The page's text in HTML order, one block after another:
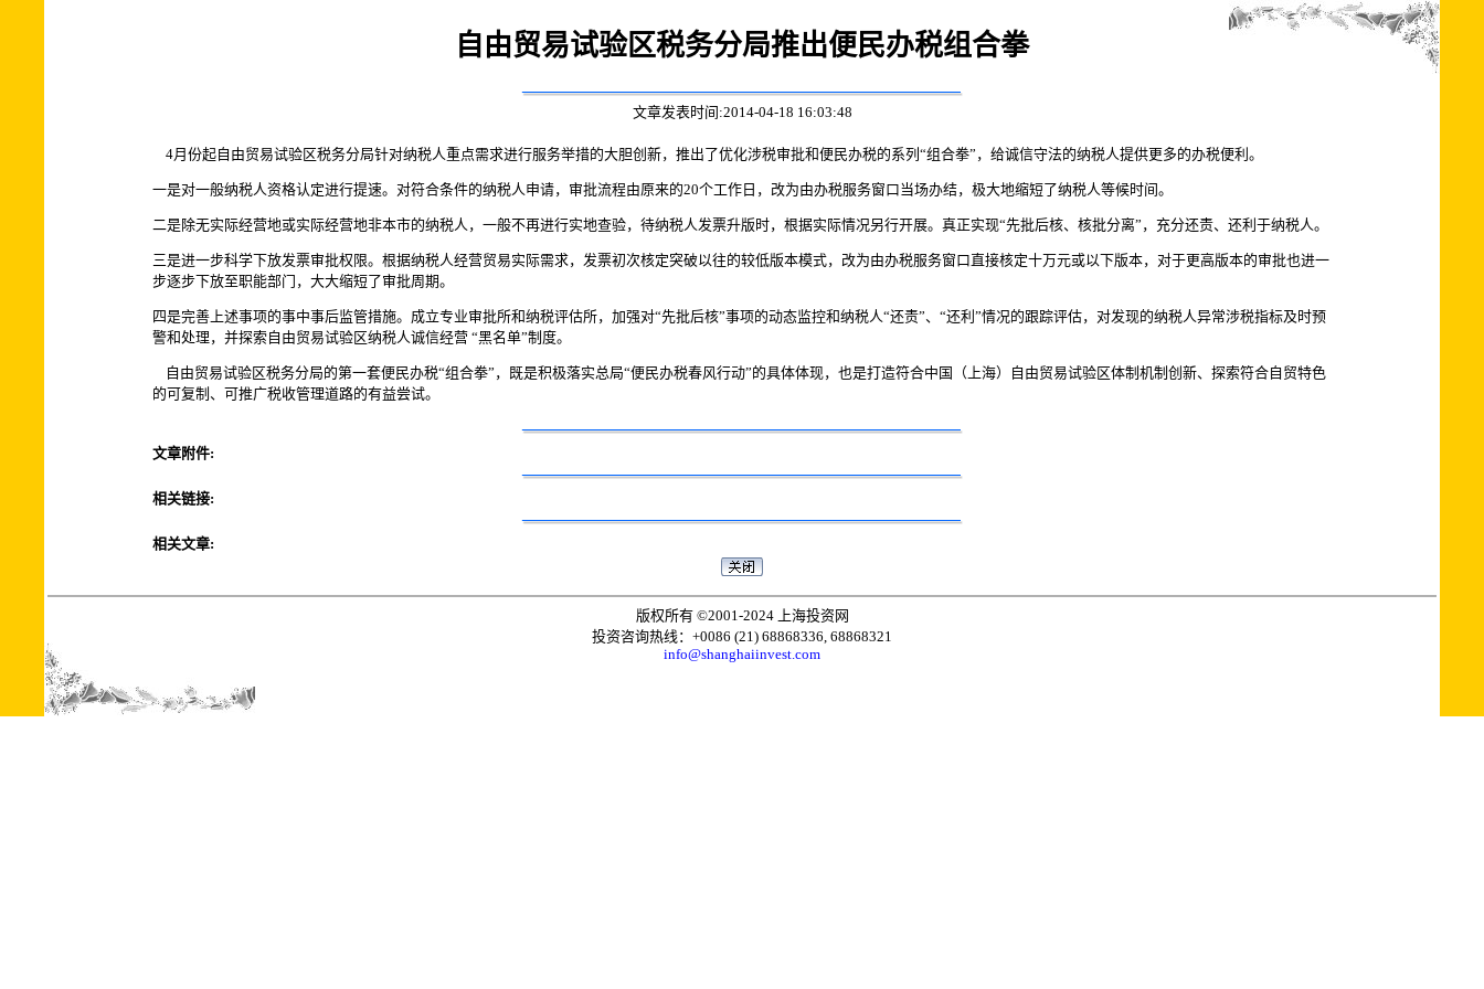
自由贸易试验区税务分局推出便民办税组合拳
文章发表时间:2014-04-18 16:03:48
4月份起自由贸易试验区税务分局针对纳税人重点需求进行服务举措的大胆创新，推出了优化涉税审批和便民办税的系列“组合拳”，给诚信守法的纳税人提供更多的办税便利。
一是对一般纳税人资格认定进行提速。对符合条件的纳税人申请，审批流程由原来的20个工作日，改为由办税服务窗口当场办结，极大地缩短了纳税人等候时间。
二是除无实际经营地或实际经营地非本市的纳税人，一般不再进行实地查验，待纳税人发票升版时，根据实际情况另行开展。真正实现“先批后核、核批分离”，充分还责、还利于纳税人。
三是进一步科学下放发票审批权限。根据纳税人经营贸易实际需求，发票初次核定突破以往的较低版本模式，改为由办税服务窗口直接核定十万元或以下版本，对于更高版本的审批也进一
步逐步下放至职能部门，大大缩短了审批周期。
四是完善上述事项的事中事后监管措施。成立专业审批所和纳税评估所，加强对“先批后核”事项的动态监控和纳税人“还责”、“还利”情况的跟踪评估，对发现的纳税人异常涉税指标及时预
警和处理，并探索自由贸易试验区纳税人诚信经营 “黑名单”制度。
自由贸易试验区税务分局的第一套便民办税“组合拳”，既是积极落实总局“便民办税春风行动”的具体体现，也是打造符合中国（上海）自由贸易试验区体制机制创新、探索符合自贸特色
的可复制、可推广税收管理道路的有益尝试。
文章附件:
相关链接:
相关文章:
版权所有 ©2001-2024 上海投资网
投资咨询热线：+0086 (21) 68868336, 68868321
info@shanghaiinvest.com